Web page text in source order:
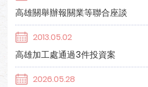
高雄關舉辦報關業等聯合座談
2013.05.02
高雄加工處通過3件投資案
2026.05.28